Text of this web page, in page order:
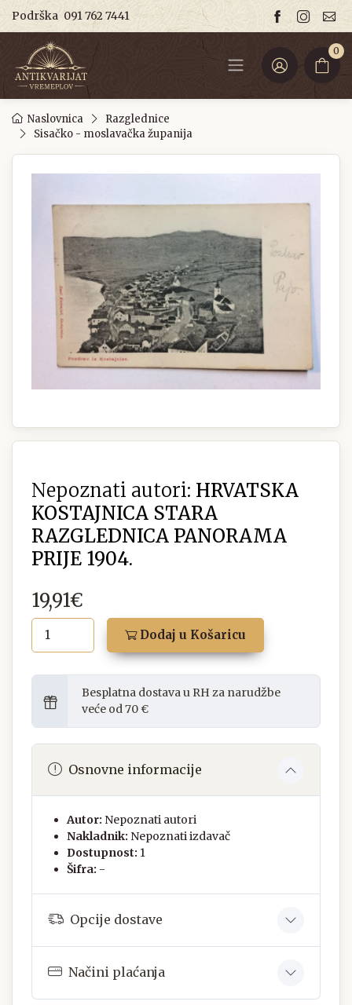
Podrška 091 762 7441
0
Naslovnica
Razglednice
Sisačko - moslavačka županija
Nepoznati autori: HRVATSKA
KOSTAJNICA STARA
RAZGLEDNICA PANORAMA
PRIJE 1904.
19,91€
Dodaj u Košaricu
Besplatna dostava u RH za narudžbe
veće od 70 €
Osnovne informacije
Autor: Nepoznati autori
Nakladnik: Nepoznati izdavač
Dostupnost: 1
Šifra: -
Opcije dostave
Načini plaćanja